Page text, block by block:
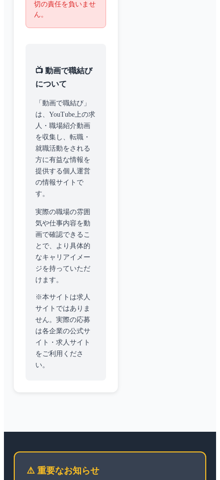
切の責任を負いませ
ん。
📺 動画で職結び
について
「動画で職結び」
は、YouTube上の求
人・職場紹介動画
を収集し、転職・
就職活動をされる
方に有益な情報を
提供する個人運営
の情報サイトで
す。
実際の職場の雰囲
気や仕事内容を動
画で確認できるこ
とで、より具体的
なキャリアイメー
ジを持っていただ
けます。
※本サイトは求人
サイトではありま
せん。実際の応募
は各企業の公式サ
イト・求人サイト
をご利用くださ
い。
⚠️ 重要なお知らせ